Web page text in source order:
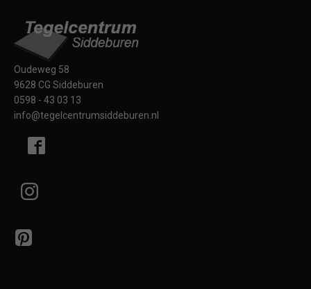
Oudeweg 58
9628 CG Siddeburen
0598 - 43 03 13
info@tegelcentrumsiddeburen.nl